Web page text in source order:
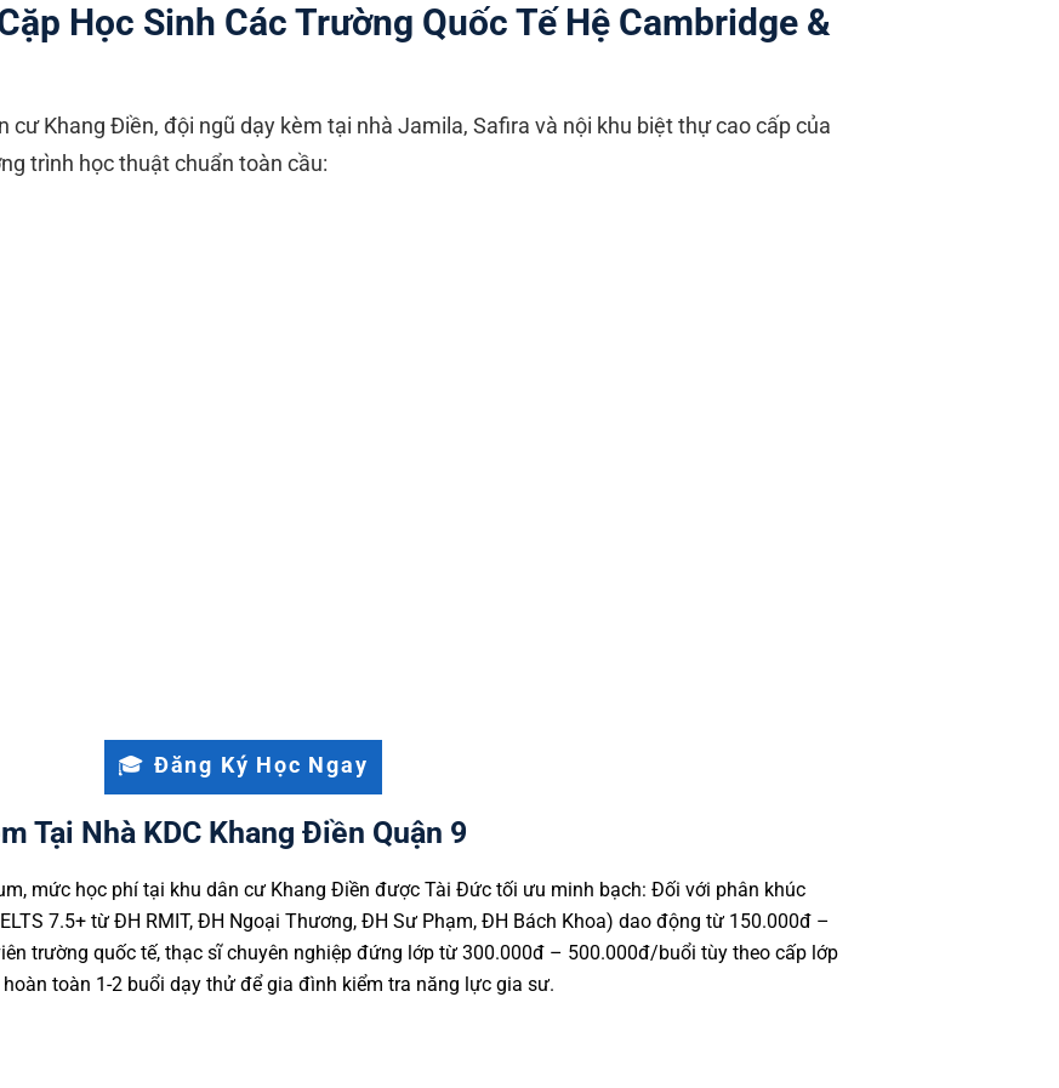
Học Sinh Các Trường Quốc Tế Hệ Cambridge &
cư Khang Điền, đội ngũ dạy kèm tại nhà Jamila, Safira và nội khu biệt thự cao cấp của
trình học thuật chuẩn toàn cầu:
🎓 Đăng Ký Học Ngay
Tại Nhà KDC Khang Điền Quận 9
mức học phí tại khu dân cư Khang Điền được Tài Đức tối ưu minh bạch: Đối với phân khúc
7.5+ từ ĐH RMIT, ĐH Ngoại Thương, ĐH Sư Phạm, ĐH Bách Khoa) dao động từ 150.000đ –
trường quốc tế, thạc sĩ chuyên nghiệp đứng lớp từ 300.000đ – 500.000đ/buổi tùy theo cấp lớp
toàn 1-2 buổi dạy thử để gia đình kiểm tra năng lực gia sư.